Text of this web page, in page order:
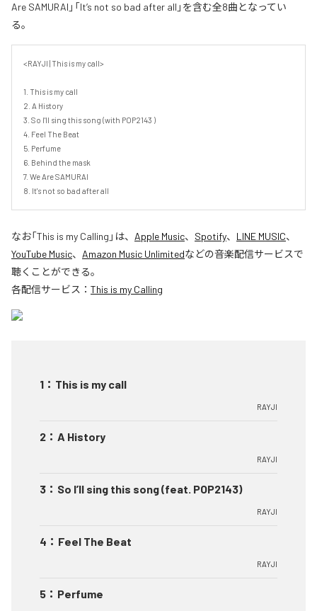
Are SAMURAI」「It’s not so bad after all」を含む全8曲となってい
る。
<RAYJI | This is my call>
1. This is my call
2. A History
3. So I'll sing this song (with POP2143 )
4. Feel The Beat
5. Perfume
6. Behind the mask
7. We Are SAMURAI
8. It's not so bad after all
なお「This is my Calling 」は、 Apple Music、 Spotify、 LINE MUSIC、
YouTube Music、 Amazon Music Unlimitedなどの音楽配信サービスで
聴くことができる。
各配信サービス： This is my Calling
1 ： This is my call
RAYJI
2 ： A History
RAYJI
3 ： So I’ll sing this song (feat. POP2143)
RAYJI
4 ： Feel The Beat
RAYJI
5 ： Perfume